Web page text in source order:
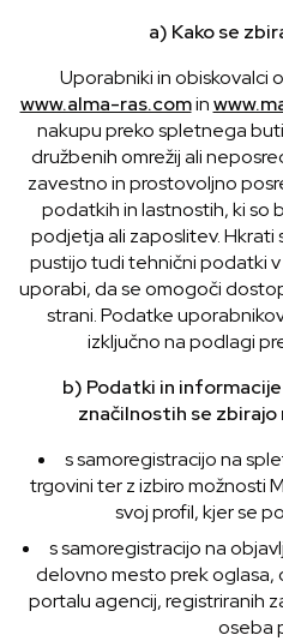
a) Kako se
Uporabniki in obiskovalci
www.alma-ras.comin
nakupu preko spletnega
družbenih omrežij ali
zavestno in prostovoljno
podatkih in lastnostih, ki so
podjetja ali zaposlitev. Hkrati
pustijo tudi tehnični podatki v
uporabi, da se omogoči
strani. Podatke
izključno na podlagi
b) Podatki in
značilnostih se zbirajo
s samoregistracijo na
trgovini ter z izbiro možnosti
svoj profil, kjer se
s samoregistracijo na
delovno mesto prek
portalu agencij, registriranih
oseba